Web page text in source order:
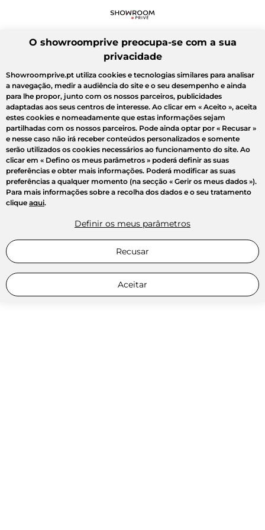
O showroomprive preocupa-se com a sua
privacidade
Showroomprive.pt utiliza cookies e tecnologias similares para analisar
a navegação, medir a audiência do site e o seu desempenho e ainda
para lhe propor, junto com os nossos parceiros, publicidades
adaptadas aos seus centros de interesse. Ao clicar em « Aceito », aceita
estes cookies e nomeadamente que estas informações sejam
partilhadas com os nossos parceiros. Pode ainda optar por « Recusar »
e nesse caso não irá receber conteúdos personalizados e somente
serão utilizados os cookies necessários ao funcionamento do site. Ao
clicar em « Defino os meus parâmetros » poderá definir as suas
preferências e obter mais informações. Poderá modificar as suas
preferências a qualquer momento (na secção « Gerir os meus dados »).
Para mais informações sobre a recolha dos dados e o seu tratamento
clique aqui.
Definir os meus parâmetros
Recusar
Aceitar